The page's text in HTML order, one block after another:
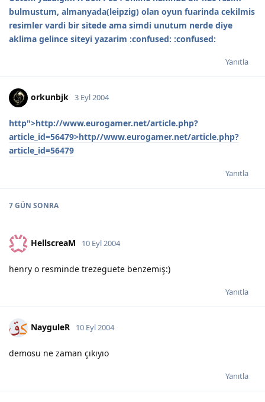
bulmustum, almanyada(leipzig) olan oyun fuarinda cekilmis
resimler vardi bir sitede ama simdi unutum nerde diye
aklima gelince siteyi yazarim :confused: :confused:
Yanıtla
orkunbjk 3 Eyl 2004
http">http://www.eurogamer.net/article.php?
article_id=56479>http//www.eurogamer.net/article.php?
article_id=56479
Yanıtla
7 GÜN SONRA
HellscreaM 10 Eyl 2004
henry o resminde trezeguete benzemiş:)
Yanıtla
NayguleR 10 Eyl 2004
demosu ne zaman çıkıyıo
Yanıtla